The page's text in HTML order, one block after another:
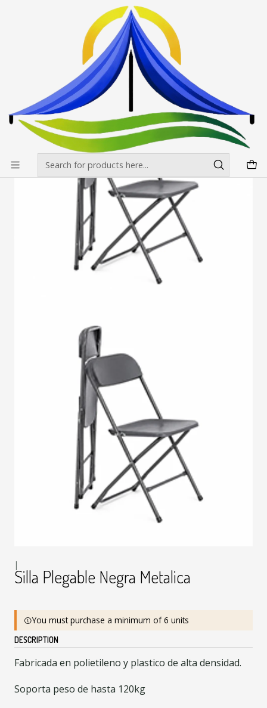
Envíos gratis desde $500.000 en Santiago
Mesas, manteles y sillas Sillas y banquetas
Silla Plegable Negra Metalica Silla Plegable Negra Metalica
|
Silla Plegable Negra Metalica
You must purchase a minimum of 6 units
DESCRIPTION
Fabricada en polietileno y plastico de alta densidad.
Soporta peso de hasta 120kg